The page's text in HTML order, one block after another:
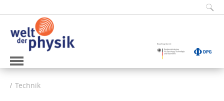
Technik